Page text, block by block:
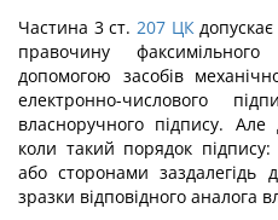
Частина 3 ст. 207 ЦКдопускає
правочину
допомогою засобів
електронно-числового
власноручного підпису.
коли такий порядок
або сторонами заздалегідь
зразки відповідного аналога